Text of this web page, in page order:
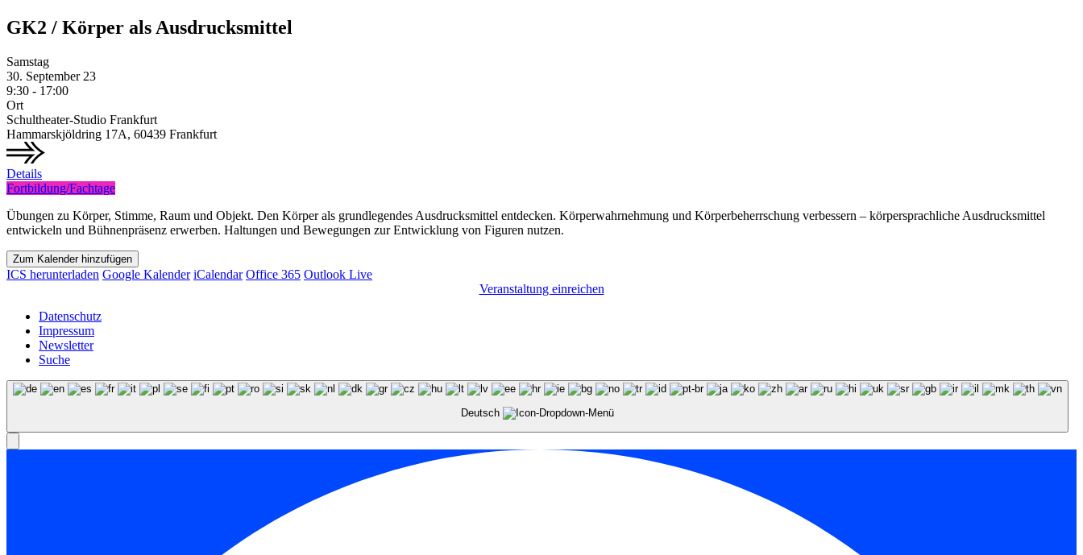
GK2 / Körper als Ausdrucksmittel
Samstag
30. September 23
9:30 - 17:00
Ort
Schultheater-Studio Frankfurt
Hammarskjöldring 17A, 60439 Frankfurt
Details
Fortbildung/Fachtage
Übungen zu Körper, Stimme, Raum und Objekt. Den Körper als grundlegendes Ausdrucksmittel entdecken. Körperwahrnehmung und Körperbeherrschung verbessern – körpersprachliche Ausdrucksmittel
entwickeln und Bühnenpräsenz erwerben. Haltungen und Bewegungen zur Entwicklung von Figuren nutzen.
Zum Kalender hinzufügen
ICS herunterladen Google Kalender iCalendar Office 365 Outlook Live
Veranstaltung einreichen
Datenschutz
Impressum
Newsletter
Suche
Deutsch